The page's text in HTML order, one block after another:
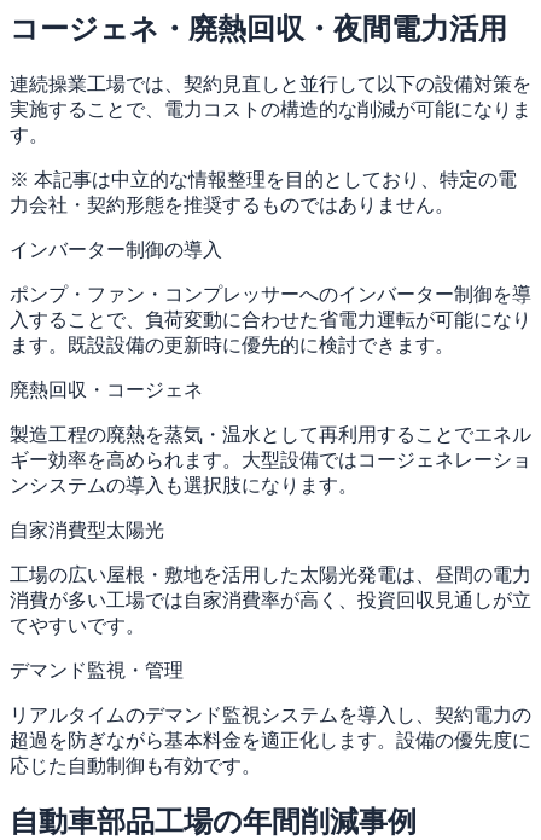
コージェネ・廃熱回収・夜間電力活用
連続操業工場では、契約見直しと並行して以下の設備対策を
実施することで、電力コストの構造的な削減が可能になりま
す。
※ 本記事は中立的な情報整理を目的としており、特定の電
力会社・契約形態を推奨するものではありません。
インバーター制御の導入
ポンプ・ファン・コンプレッサーへのインバーター制御を導
入することで、負荷変動に合わせた省電力運転が可能になり
ます。既設設備の更新時に優先的に検討できます。
廃熱回収・コージェネ
製造工程の廃熱を蒸気・温水として再利用することでエネル
ギー効率を高められます。大型設備ではコージェネレーショ
ンシステムの導入も選択肢になります。
自家消費型太陽光
工場の広い屋根・敷地を活用した太陽光発電は、昼間の電力
消費が多い工場では自家消費率が高く、投資回収見通しが立
てやすいです。
デマンド監視・管理
リアルタイムのデマンド監視システムを導入し、契約電力の
超過を防ぎながら基本料金を適正化します。設備の優先度に
応じた自動制御も有効です。
自動車部品工場の年間削減事例